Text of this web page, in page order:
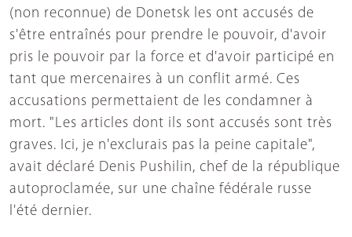
(non reconnue) de Donetsk les ont accusés de
s'être entraînés pour prendre le pouvoir, d'avoir
pris le pouvoir par la force et d'avoir participé en
tant que mercenaires à un conflit armé. Ces
accusations permettaient de les condamner à
mort. "Les articles dont ils sont accusés sont très
graves. Ici, je n'exclurais pas la peine capitale",
avait déclaré Denis Pushilin, chef de la république
autoproclamée, sur une chaîne fédérale russe
l'été dernier.